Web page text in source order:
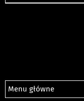
Menu główne